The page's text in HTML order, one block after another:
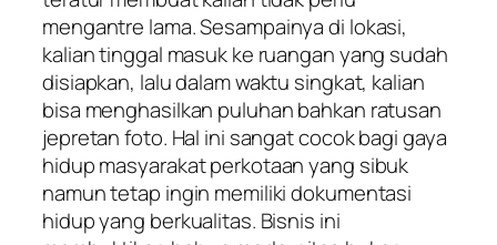
mengantre lama. Sesampainya di lokasi,
kalian tinggal masuk ke ruangan yang sudah
disiapkan, lalu dalam waktu singkat, kalian
bisa menghasilkan puluhan bahkan ratusan
jepretan foto. Hal ini sangat cocok bagi gaya
hidup masyarakat perkotaan yang sibuk
namun tetap ingin memiliki dokumentasi
hidup yang berkualitas. Bisnis ini